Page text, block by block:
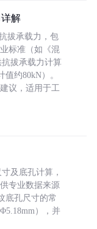
解
拔承载力，包
标准（如《混
抗拔承载力计算
约80kN）。
议，适用于工
及底孔计算，
专业数据来源
底孔尺寸的常
），并